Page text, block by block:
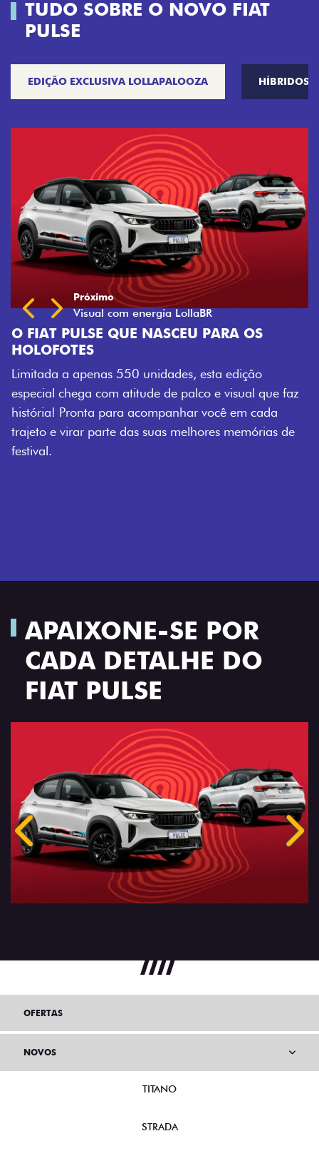
TUDO SOBRE O NOVO FIAT
PULSE
EDIÇÃO EXCLUSIVA LOLLAPALOOZA HÍBRIDOS
PARA OS
esta edição
de palco e visual que faz
você em cada
melhores memórias de
APAIXONE-SE POR
CADA DETALHE DO
FIAT PULSE
Anterior
OFERTAS
NOVOS
TITANO
STRADA